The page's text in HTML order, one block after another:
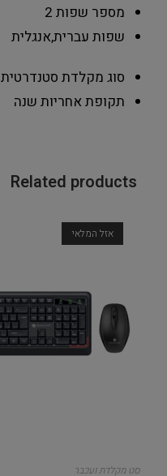
מספר שפות 2
שפות עברית,אנגלית
סוג מקלדת סטנדרטית
תקופת אחריות שנה
Related products
אזל המלאי
סט מקלדת ועכבר